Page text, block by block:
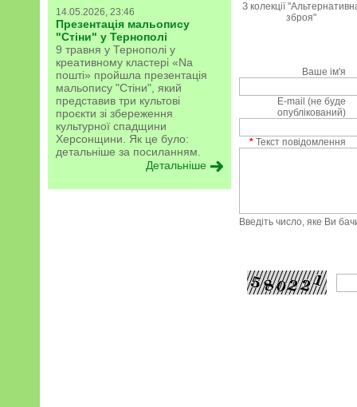
14.05.2026, 23:46
Презентація мальопису
"Стіни" у Тернополі
9 травня у Тернополі у
креативному кластері «Na
пошті» пройшла презентація
мальопису "Стіни", який
представив три культові
проєкти зі збереження
культурної спадщини
Херсонщини. Як це було:
детальніше за посиланням.
Детальніше
З колекції
зброя"
Ваше ім'я
E-mail (не буде
опублікований)
* Текст повідомлення
Введіть число, яке Ви